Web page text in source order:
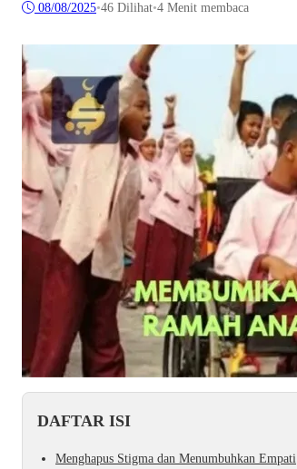
08/08/2025•46 Dilihat•4 Menit membaca
DAFTAR ISI
Menghapus Stigma dan Menumbuhkan Empati